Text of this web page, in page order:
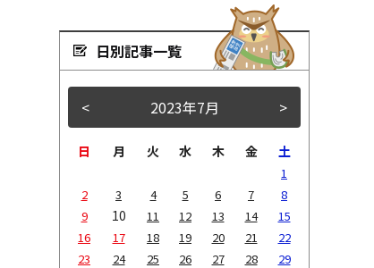
日別記事一覧
< >
2023年7月
日 月 火 水 木 金 土
1
2
3 4 5 6 7
8
9
10 11 12 13 14
15
16
17 18 19 20 21
22
23
24 25 26 27 28
29